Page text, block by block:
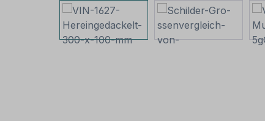
Bildergalerie überspringen